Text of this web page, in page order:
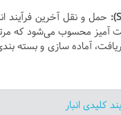
حمل و نقل آخرین فرآیند
آمیز محسوب می‌شود که
آماده سازی و بسته